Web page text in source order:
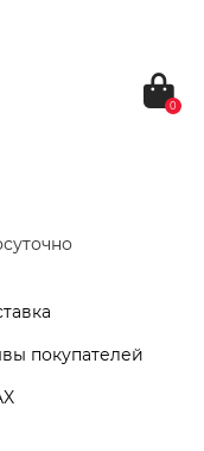
0
покупателей